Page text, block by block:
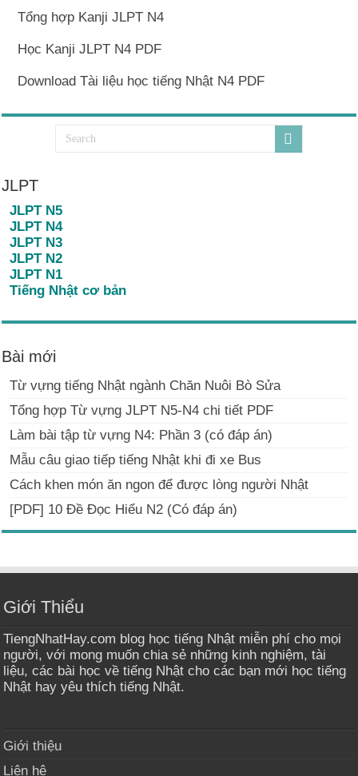
Tổng hợp Kanji JLPT N4
Học Kanji JLPT N4 PDF
Download Tài liệu học tiếng Nhật N4 PDF
JLPT
JLPT N5
JLPT N4
JLPT N3
JLPT N2
JLPT N1
Tiếng Nhật cơ bản
Bài mới
Từ vựng tiếng Nhật ngành Chăn Nuôi Bò Sửa
Tổng hợp Từ vựng JLPT N5-N4 chi tiết PDF
Làm bài tập từ vựng N4: Phần 3 (có đáp án)
Mẫu câu giao tiếp tiếng Nhật khi đi xe Bus
Cách khen món ăn ngon để được lòng người Nhật
[PDF] 10 Đề Đọc Hiểu N2 (Có đáp án)
Giới Thiểu
TiengNhatHay.com blog học tiếng Nhật miễn phí cho mọi
người, với mong muốn chia sẻ những kinh nghiệm, tài
liệu, các bài học về tiếng Nhật cho các bạn mới học tiếng
Nhật hay yêu thích tiếng Nhật.
Giới thiệu
Liên hệ